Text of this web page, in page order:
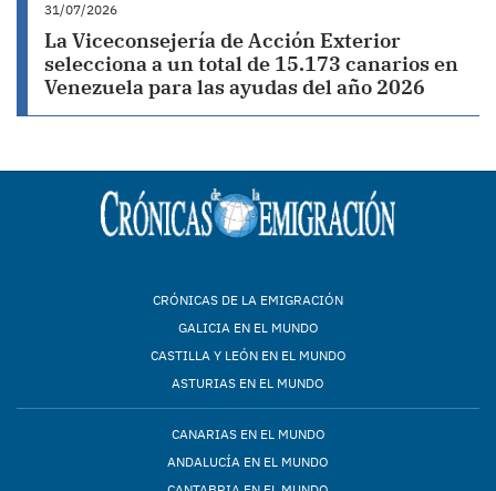
31/07/2026
La Viceconsejería de Acción Exterior
selecciona a un total de 15.173 canarios en
Venezuela para las ayudas del año 2026
CRÓNICAS DE LA EMIGRACIÓN
GALICIA EN EL MUNDO
CASTILLA Y LEÓN EN EL MUNDO
ASTURIAS EN EL MUNDO
CANARIAS EN EL MUNDO
ANDALUCÍA EN EL MUNDO